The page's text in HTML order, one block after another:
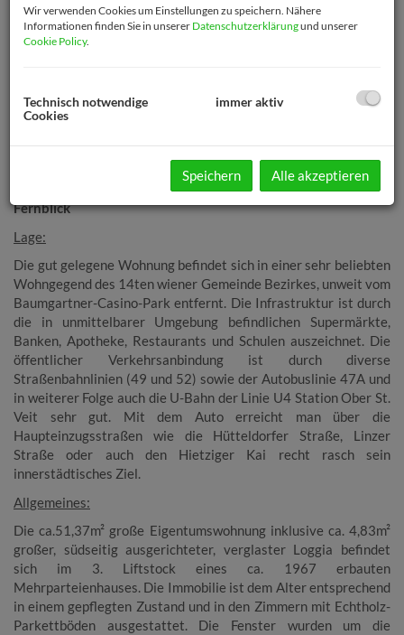
Beschreibung
2 Zimmer Eigentumswohnung mit verglaster Loggia und
Fernblick
Lage:
Die gut gelegene Wohnung befindet sich in einer sehr beliebten
Wohngegend des 14ten wiener Gemeinde Bezirkes, unweit vom
Baumgartner-Casino-Park entfernt. Die Infrastruktur ist durch
die in unmittelbarer Umgebung befindlichen Supermärkte,
Banken, Apotheke, Restaurants und Schulen auszeichnet. Die
öffentlicher Verkehrsanbindung ist durch diverse
Straßenbahnlinien (49 und 52) sowie der Autobuslinie 47A und
in weiterer Folge auch die U-Bahn der Linie U4 Station Ober St.
Veit sehr gut. Mit dem Auto erreicht man über die
Haupteinzugsstraßen wie die Hütteldorfer Straße, Linzer
Straße oder auch den Hietziger Kai recht rasch sein
innerstädtisches Ziel.
Allgemeines:
Die ca.51,37m² große Eigentumswohnung inklusive ca. 4,83m²
großer, südseitig ausgerichteter, verglaster Loggia befindet
sich im 3. Liftstock eines ca. 1967 erbauten
Mehrparteienhauses. Die Immobilie ist dem Alter entsprechend
in einem gepflegten Zustand und in den Zimmern mit Echtholz-
Parkettböden ausgestattet. Die Fenster wurden um die
Wir verwenden Cookies um Einstellungen zu speichern. Nähere
Informationen finden Sie in unserer Datenschutzerklärungund unserer
Cookie Policy.
Technisch notwendige
Cookies
immer aktiv
Speichern Alle akzeptieren